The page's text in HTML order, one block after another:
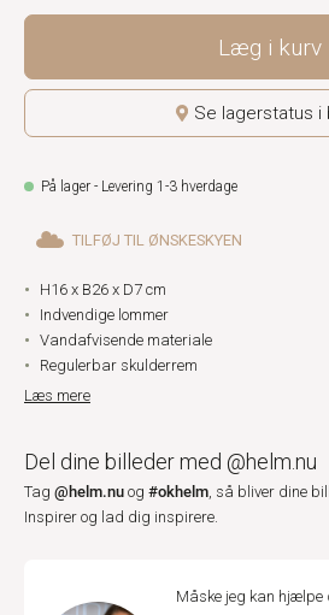
Læg i kurv
Se lagerstatus i
På lager - Levering 1-3 hverdage
TILFØJ TIL ØNSKESKYEN
H16 x B26 x D7 cm
Indvendige lommer
Vandafvisende materiale
Regulerbar skulderrem
Læs mere
Del dine billeder med @helm.nu
Tag @helm.nu og #okhelm, så bliver dine
Inspirer og lad dig inspirere.
Måske jeg kan hjælpe